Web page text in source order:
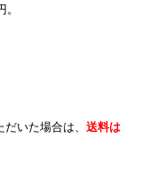
いた場合は、 送料は